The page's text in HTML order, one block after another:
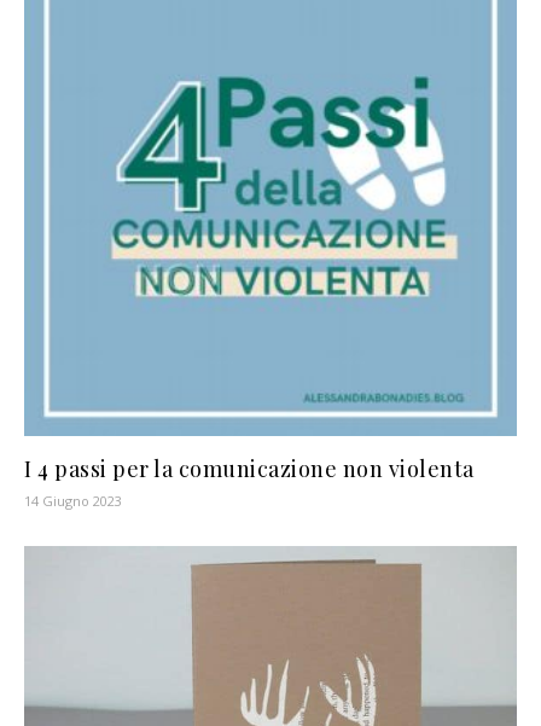
I 4 passi per la comunicazione non violenta
14 Giugno 2023